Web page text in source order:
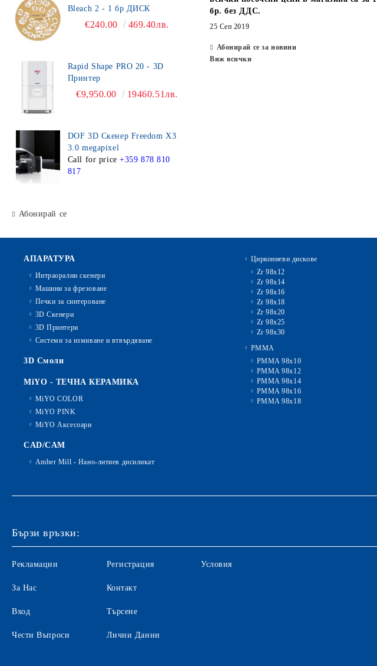
Bleach 2 - 1 бр ДИСК
€240.00 469.40лв.
Rapid Shape PRO 20 - 3D
Принтер
€9,950.00 19460.51лв.
DOF 3D Скенер Freedom X3
3.0 megapixel
Call for price +359 878 810
817
Абонирай се
бр. без ДДС.
25 Сеп 2019
Абонирай се за новини
Виж всички
АПАРАТУРА
Интраорални скенери
Машини за фрезоване
Печки за синтероване
3D Скенери
3D Принтери
Системи за измиване и втвърдяване
3D Смоли
MiYO - ТЕЧНА КЕРАМИКА
MiYO COLOR
MiYO PINK
MiYO Аксесоари
CAD/CAM
Amber Mill - Нано-литиев дисиликат
Циркониеви дискове
Zr 98x12
Zr 98x14
Zr 98x16
Zr 98x18
Zr 98x20
Zr 98x25
Zr 98x30
PMMA
PMMA 98x10
PMMA 98x12
PMMA 98x14
PMMA 98x16
PMMA 98x18
Бързи връзки:
Рекламации
За Нас
Вход
Чести Въпроси
Регистрация
Контакт
Търсене
Лични Данни
Условия